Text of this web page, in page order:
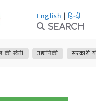
English | हिन्दी
Search
की खेती उद्यानिकी सरकारी